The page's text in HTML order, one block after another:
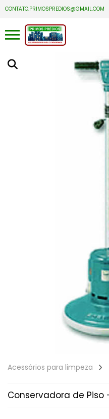
CONTATO.PRIMOSPREDIOS@GMAIL.COM
Acessórios para limpeza
Conservadora de Piso